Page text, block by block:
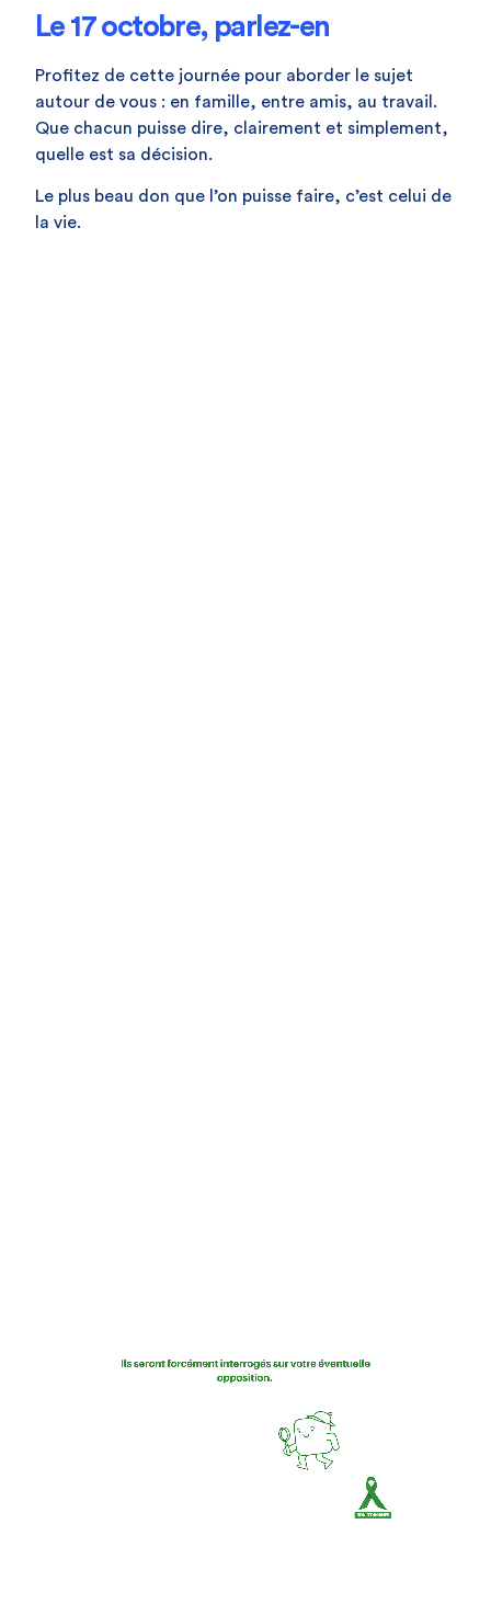
Le 17 octobre, parlez-en
Profitez de cette journée pour aborder le sujet
autour de vous : en famille, entre amis, au travail.
Que chacun puisse dire, clairement et simplement,
quelle est sa décision.
Le plus beau don que l’on puisse faire, c’est celui de
la vie.